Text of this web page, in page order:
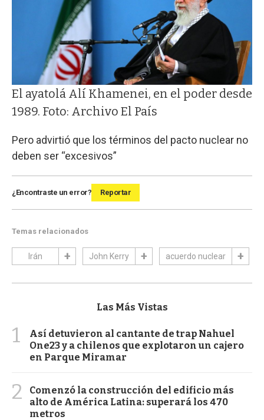
El ayatolá Alí Khamenei, en el poder desde
1989. Foto: Archivo El País
Pero advirtió que los términos del pacto nuclear no
deben ser “excesivos”
¿Encontraste un error? Reportar
Temas relacionados
Irán John Kerry acuerdo nuclear
Las Más Vistas
1
Así detuvieron al cantante de trap Nahuel
One23 y a chilenos que explotaron un cajero
en Parque Miramar
2
Comenzó la construcción del edificio más
alto de América Latina: superará los 470
metros